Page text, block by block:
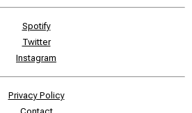
Spotify
Twitter
Instagram
Privacy Policy